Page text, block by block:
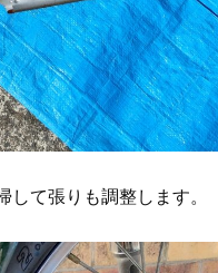
て張りも調整します。